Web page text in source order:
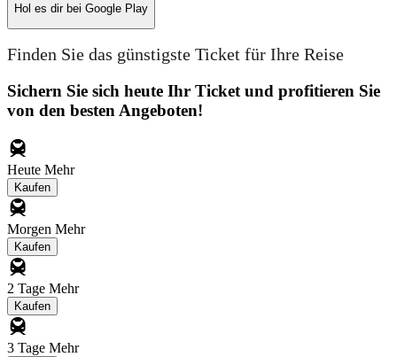
Hol es dir bei Google Play
Finden Sie das günstigste Ticket für Ihre Reise
Sichern Sie sich heute Ihr Ticket und profitieren Sie
von den besten Angeboten!
Heute Mehr
Kaufen
Morgen Mehr
Kaufen
2 Tage Mehr
Kaufen
3 Tage Mehr